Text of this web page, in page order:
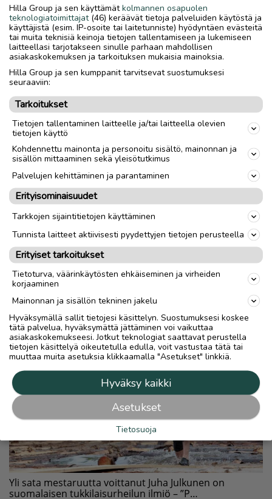
Hilla Group ja sen käyttämätkolmannen osapuolen
teknologiatoimittajat(46) keräävät tietoja palveluiden käytöstä ja
käyttäjistä (esim. IP-osoite tai laitetunniste) hyödyntäen evästeitä
tai muita teknisiä keinoja tietojen tallentamiseen ja lukemiseen
laitteellasi tarjotakseen sinulle parhaan mahdollisen
asiakaskokemuksen ja tarkoituksen mukaisia mainoksia.
Hilla Group ja sen kumppanit tarvitsevat suostumuksesi
seuraaviin:
Tarkoitukset
Tietojen tallentaminen laitteelle ja/tai laitteella olevien
tietojen käyttö
Kohdennettu mainonta ja personoitu sisältö, mainonnan ja
sisällön mittaaminen sekä yleisötutkimus
Palvelujen kehittäminen ja parantaminen
Erityisominaisuudet
Tarkkojen sijaintitietojen käyttäminen
Tunnista laitteet aktiivisesti pyydettyjen tietojen perusteella
Erityiset tarkoitukset
Tietoturva, väärinkäytösten ehkäiseminen ja virheiden
korjaaminen
Mainonnan ja sisällön tekninen jakelu
Hyväksymällä sallit tietojesi käsittelyn. Suostumuksesi koskee
tätä palvelua, hyväksymättä jättäminen voi vaikuttaa
asiakaskokemukseesi. Jotkut teknologiat saattavat perustella
tietojen käsittelyä oikeutetulla edulla, voit vastustaa tätä tai
muuttaa muita asetuksia klikkaamalla "Asetukset" linkkiä.
Hyväksy kaikki
Asetukset
Tietosuoja